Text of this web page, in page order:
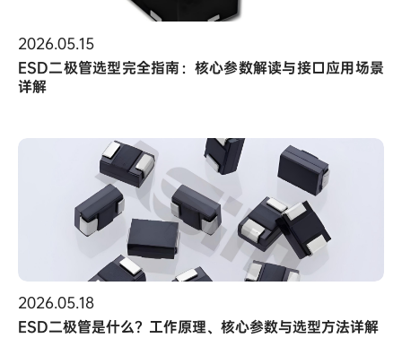
2026.05.15
ESD二极管选型完全指南：核心参数解读与接口应用场景
详解
2026.05.18
ESD二极管是什么？工作原理、核心参数与选型方法详解